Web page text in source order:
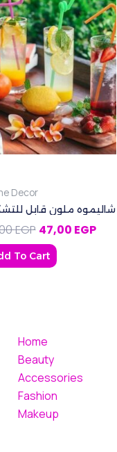
Decor
شاليموه ملون قابل
EGP 47,00 EGP
To Cart
Home
Beauty
Accessories
Fashion
Makeup